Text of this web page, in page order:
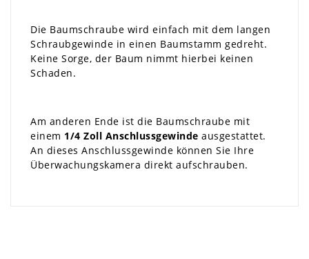
Die Baumschraube wird einfach mit dem langen
Schraubgewinde in einen Baumstamm gedreht.
Keine Sorge, der Baum nimmt hierbei keinen
Schaden.
Am anderen Ende ist die Baumschraube mit
einem 1/4 Zoll Anschlussgewinde ausgestattet.
An dieses Anschlussgewinde können Sie Ihre
Überwachungskamera direkt aufschrauben.